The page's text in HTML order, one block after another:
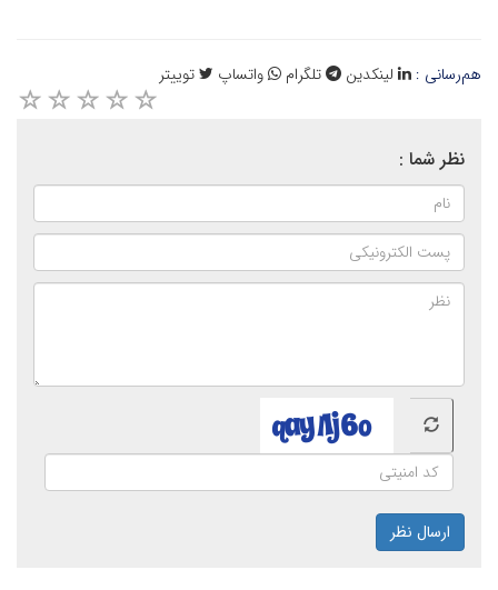
هم‌رسانی : لینکدین تلگرام واتساپ توییتر
نظر شما :
ارسال نظر